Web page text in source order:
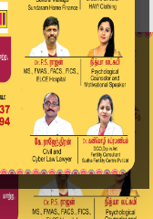
வரலாறு | S...